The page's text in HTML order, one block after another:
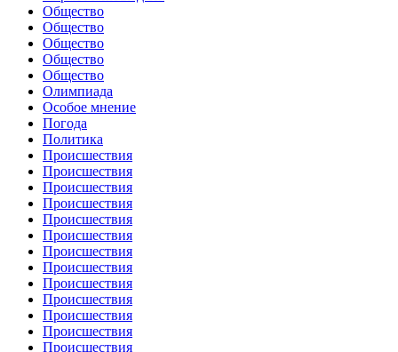
Общество
Общество
Общество
Общество
Общество
Олимпиада
Особое мнение
Погода
Политика
Происшествия
Происшествия
Происшествия
Происшествия
Происшествия
Происшествия
Происшествия
Происшествия
Происшествия
Происшествия
Происшествия
Происшествия
Происшествия